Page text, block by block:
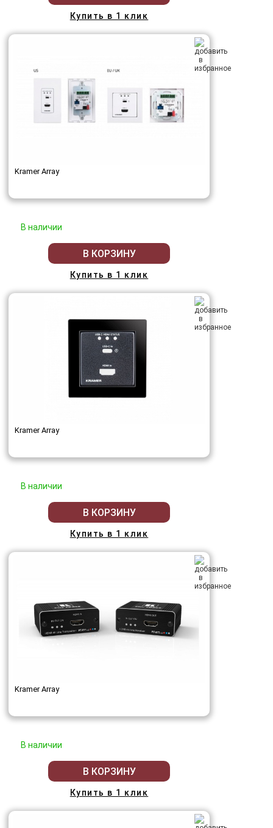
Купить в 1 клик
Kramer Array
В наличии
В КОРЗИНУ
Купить в 1 клик
Kramer Array
В наличии
В КОРЗИНУ
Купить в 1 клик
Kramer Array
В наличии
В КОРЗИНУ
Купить в 1 клик